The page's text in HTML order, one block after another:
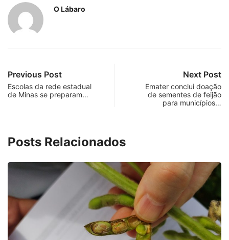
O Lábaro
Previous Post
Escolas da rede estadual
de Minas se preparam…
Next Post
Emater conclui doação
de sementes de feijão
para municípios…
Posts Relacionados